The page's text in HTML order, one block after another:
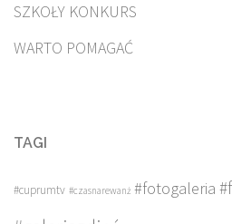
SZKOŁY KONKURS
WARTO POMAGAĆ
TAGI
#cuprumtv #czasnarewanż #fotogaleria